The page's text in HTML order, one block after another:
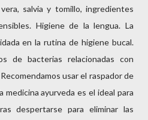
salvia y tomillo, ingredientes
Higiene de la lengua. La
en la rutina de higiene bucal.
de bacterias relacionadas con
usar el raspador de
medicina ayurveda es el ideal para
despertarse para eliminar las